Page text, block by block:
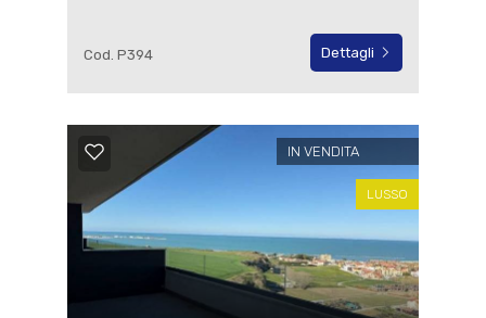
Cod. P394 Dettagli
IN VENDITA
LUSSO